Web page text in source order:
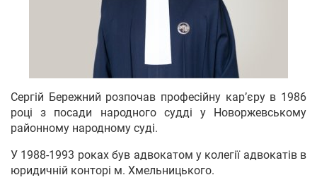
Сергій Бережний розпочав професійну кар’єру в 1986
році з посади народного судді у Новоржевському
районному народному суді.
У 1988-1993 роках був адвокатом у колегії адвокатів в
юридичній конторі м. Хмельницького.